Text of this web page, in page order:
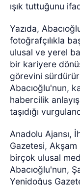
ışık tuttuğunu
Yazıda,
fotoğrafçılıkla
ulusal ve yerel
bir kariyere
görevini
Abacıoğlu'nun,
habercilik
taşıdığı
Anadolu Ajansı,
Gazetesi,
birçok ulusal
Abacıoğlu'nun,
Yenidoğuş